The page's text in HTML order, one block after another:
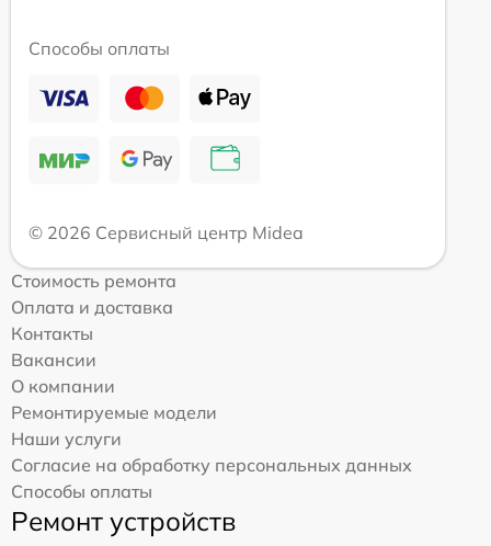
Способы оплаты
© 2026 Сервисный центр Midea
Стоимость ремонта
Оплата и доставка
Контакты
Вакансии
О компании
Ремонтируемые модели
Наши услуги
Согласие на обработку персональных данных
Способы оплаты
Ремонт устройств